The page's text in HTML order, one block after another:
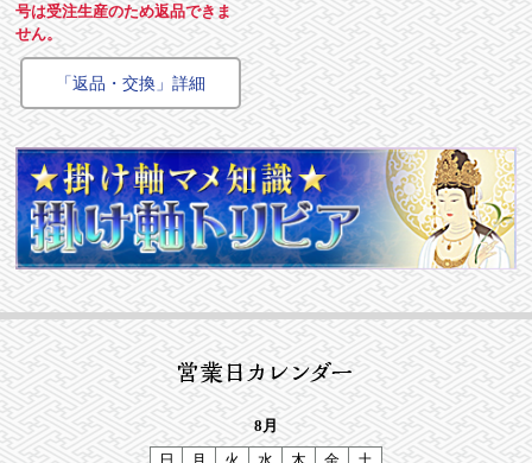
号は受注生産のため返品できま
せん。
「返品・交換」詳細